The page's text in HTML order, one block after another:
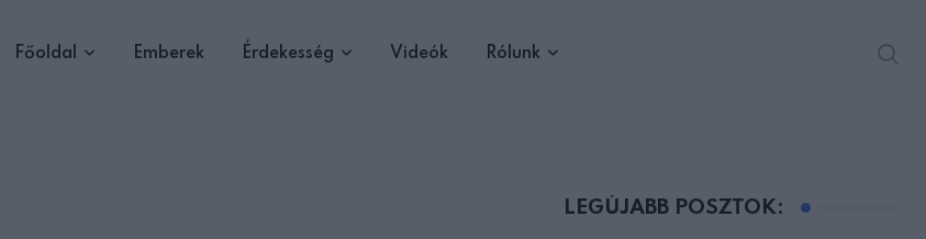
Főoldal Emberek Érdekesség Videók Rólunk
LEGÚJABB POSZTOK: